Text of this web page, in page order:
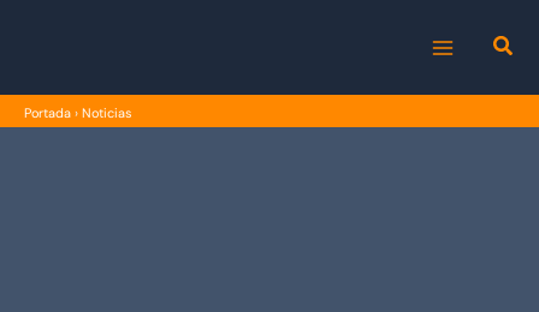
MENU
Portada › Noticias